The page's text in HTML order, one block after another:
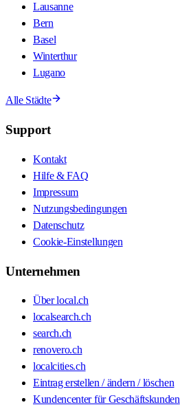
Lausanne
Bern
Basel
Winterthur
Lugano
Alle Städte
Support
Kontakt
Hilfe & FAQ
Impressum
Nutzungsbedingungen
Datenschutz
Cookie-Einstellungen
Unternehmen
Über local.ch
localsearch.ch
search.ch
renovero.ch
localcities.ch
Eintrag erstellen / ändern / löschen
Kundencenter für Geschäftskunden